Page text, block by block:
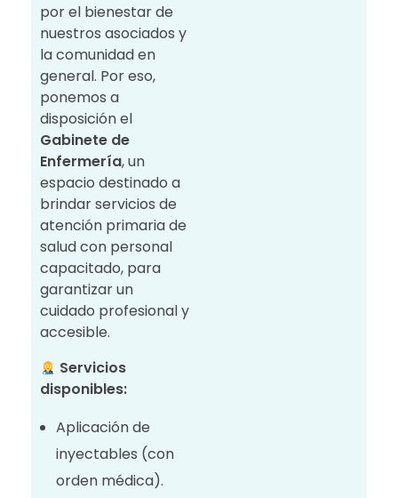
por el bienestar de
nuestros asociados y
la comunidad en
general. Por eso,
ponemos a
disposición el
Gabinete de
Enfermería, un
espacio destinado a
brindar servicios de
atención primaria de
salud con personal
capacitado, para
garantizar un
cuidado profesional y
accesible.
Servicios
disponibles:
Aplicación de
inyectables (con
orden médica).